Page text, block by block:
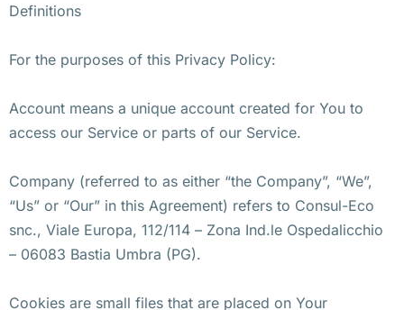
Definitions
For the purposes of this Privacy Policy:
Account means a unique account created for You to
access our Service or parts of our Service.
Company (referred to as either “the Company”, “We”,
“Us” or “Our” in this Agreement) refers to Consul-Eco
snc., Viale Europa, 112/114 – Zona Ind.le Ospedalicchio
– 06083 Bastia Umbra (PG).
Cookies are small files that are placed on Your